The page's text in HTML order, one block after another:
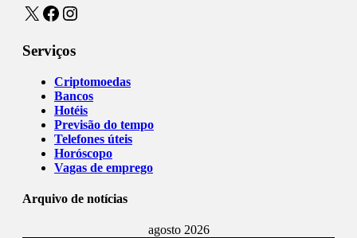
X Facebook
Instagram
Serviços
Criptomoedas
Bancos
Hotéis
Previsão do tempo
Telefones úteis
Horóscopo
Vagas de emprego
Arquivo de notícias
agosto 2026